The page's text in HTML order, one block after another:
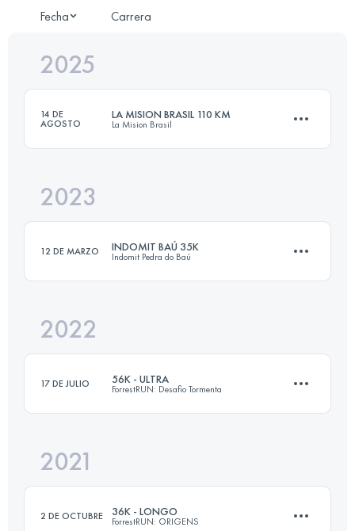
Fecha Carrera
2025
14 DE
AGOSTO
LA MISION BRASIL 110 KM
La Mision Brasil
Inicia sesión para ver el UTMB Index
2023
12 DE MARZO INDOMIT BAÚ 35K
Indomit Pedra do Baú
Inicia sesión para ver el UTMB Index
2022
17 DE JULIO 56K - ULTRA
ForrestRUN: Desafio Tormenta
2021
2 DE OCTUBRE 36K - LONGO
ForrestRUN: ORIGENS